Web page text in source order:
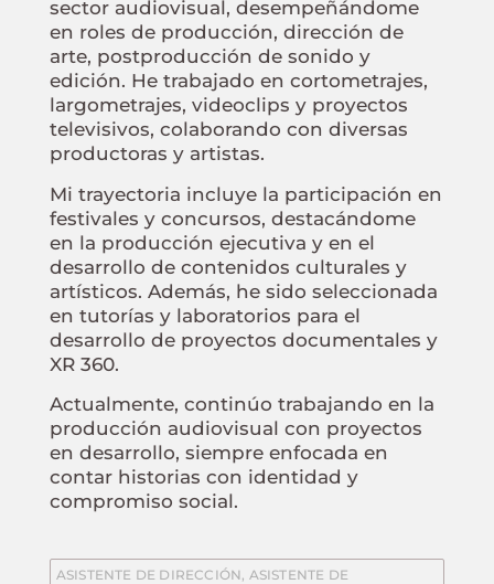
sector audiovisual, desempeñándome
en roles de producción, dirección de
arte, postproducción de sonido y
edición. He trabajado en cortometrajes,
largometrajes, videoclips y proyectos
televisivos, colaborando con diversas
productoras y artistas.
Mi trayectoria incluye la participación en
festivales y concursos, destacándome
en la producción ejecutiva y en el
desarrollo de contenidos culturales y
artísticos. Además, he sido seleccionada
en tutorías y laboratorios para el
desarrollo de proyectos documentales y
XR 360.
Actualmente, continúo trabajando en la
producción audiovisual con proyectos
en desarrollo, siempre enfocada en
contar historias con identidad y
compromiso social.
ASISTENTE DE DIRECCIÓN, ASISTENTE DE